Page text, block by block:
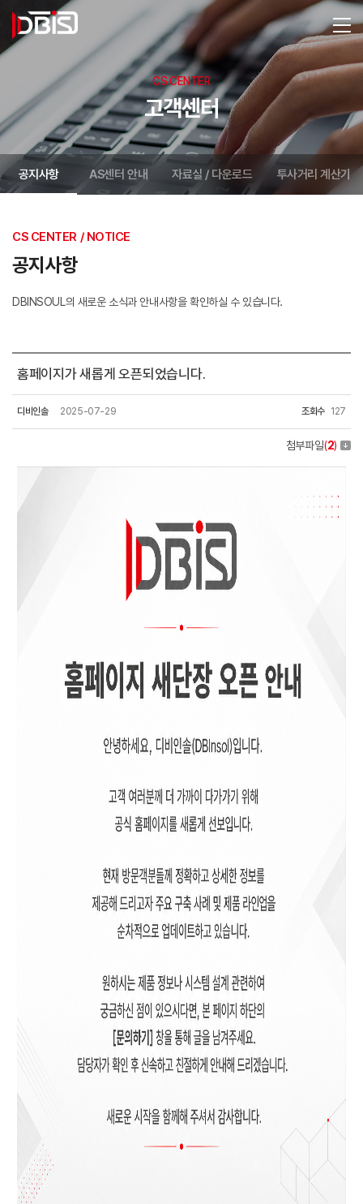
CS CENTER
고객센터
공지사항 AS센터 안내 자료실 / 다운로드 투사거리 계산기
CS CENTER / NOTICE
공지사항
DBINSOUL의 새로운 소식과 안내사항을 확인하실 수 있습니다.
홈페이지가 새롭게 오픈되었습니다.
디비인솔 2025-07-29 조회수 127
첨부파일(2)